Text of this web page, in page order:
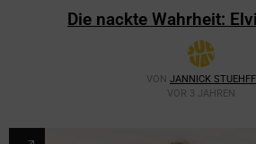
Die nackte Wahrheit:
VON JANNICK STUEHFF
VOR 3 JAHREN